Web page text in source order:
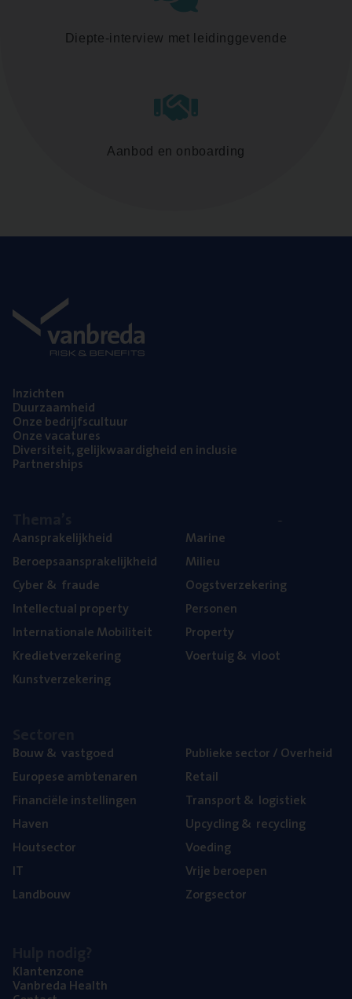
Diepte-interview met leidinggevende
Aanbod en onboarding
Inzich­ten
Duur­zaam­heid
Onze bedrijfs­cul­tuur
Onze vaca­tu­res
Diver­si­teit, gelijk­waar­dig­heid en inclusie
Part­ner­ships
Aan­spra­ke­lijk­heid
Beroeps­aan­spra­ke­lijk­heid
Cyber& fraude
Intel­lec­tu­al property
Inter­na­ti­o­na­le Mobiliteit
Kre­diet­ver­ze­ke­ring
Kunst­ver­ze­ke­ring
Mari­ne
Mili­eu
Oogst­ver­ze­ke­ring
Per­so­nen
Pro­per­ty
Voer­tuig& vloot
Bouw& vastgoed
Euro­pe­se ambtenaren
Finan­ci­ë­le instellingen
Haven
Hout­sec­tor
IT
Land­bouw
Publie­ke sec­tor / Overheid
Retail
Trans­port& logistiek
Upcy­cling& recycling
Voe­ding
Vrije beroe­pen
Zorg­sec­tor
Klan­ten­zo­ne
Van­b­re­da Health